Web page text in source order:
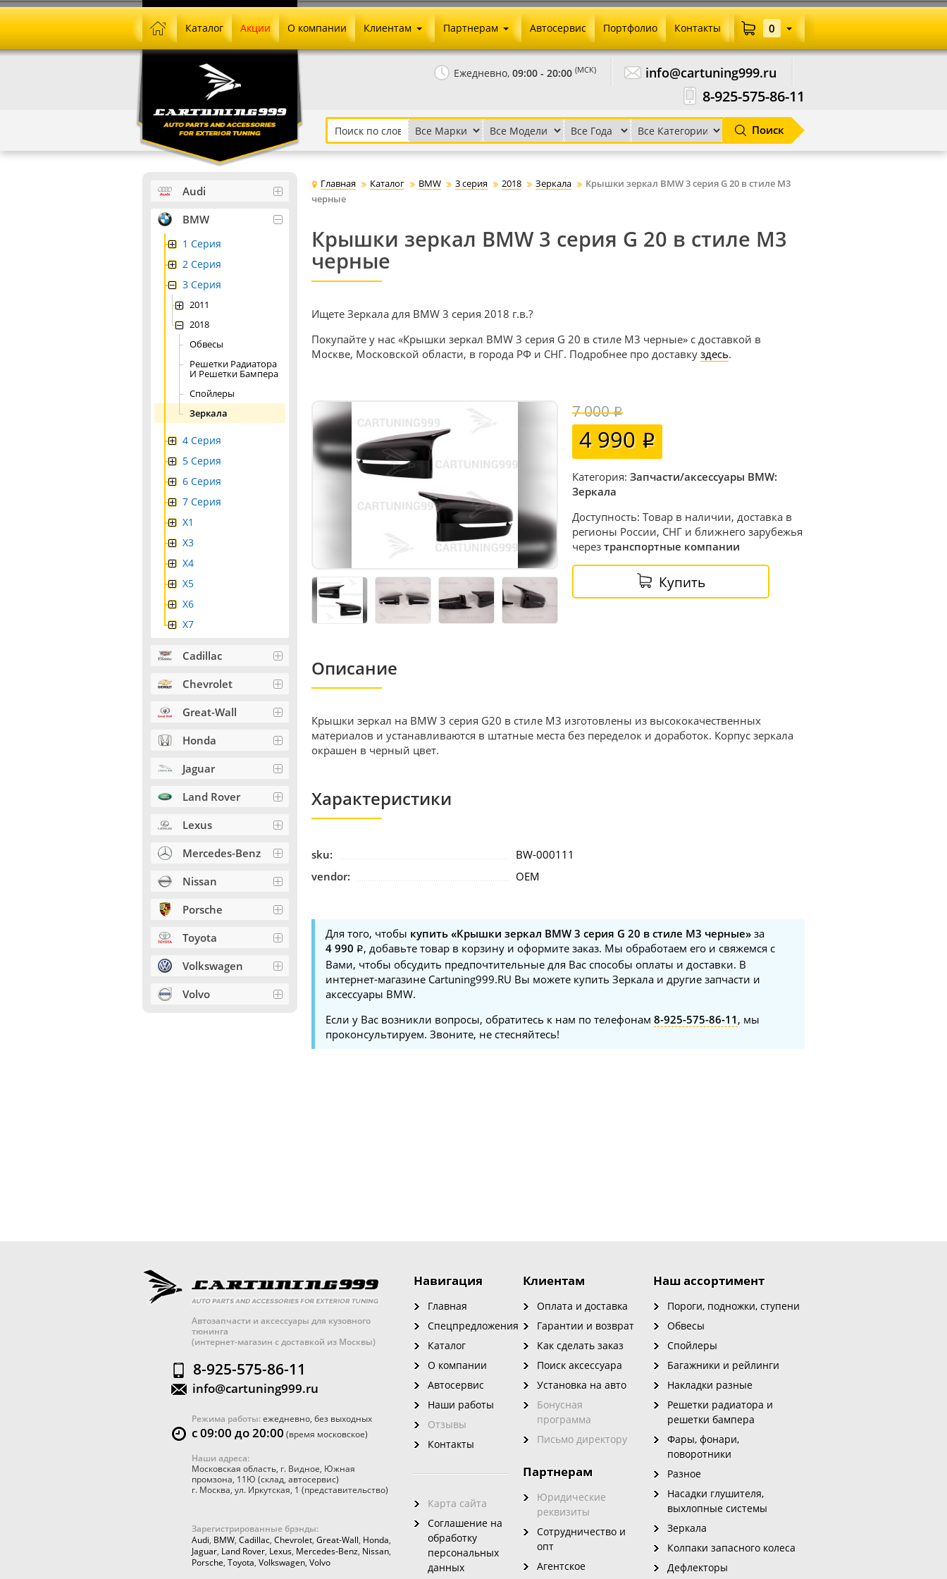
Ежедневно, 09:00 - 20:00 (МСК) info@cartuning999.ru
8-925-575-86-11
Поиск
Каталог Акции О компании Клиентам
Как сделать заказ
Установка на авто
Письмо директору
Партнерам
Агентское вознаграждение
Скачать прайс
Автосервис Портфолио Контакты 0
Главная Каталог BMW 3 серия 2018 Зеркала
Крышки зеркал BMW 3 серия G 20 в стиле M3
черные
Крышки зеркал BMW 3 серия G 20 в стиле M3
черные
Ищете Зеркала для BMW 3 серия 2018 г.в.?
Покупайте у нас «Крышки зеркал BMW 3 серия G 20 в стиле M3 черные» с доставкой в
Москве, Московской области, в города РФ и СНГ. Подробнее про доставку здесь.
7 000
4 990
Категория: Запчасти/аксессуары BMW:
Зеркала
Доступность: Товар в наличии, доставка в
регионы России, СНГ и ближнего зарубежья
через транспортные компании
Купить
Описание
Крышки зеркал на BMW 3 серия G20 в стиле M3 изготовлены из высококачественных
материалов и устанавливаются в штатные места без переделок и доработок. Корпус зеркала
окрашен в черный цвет.
Характеристики
sku:
BW-000111
vendor:
OEM
Для того, чтобы купить «Крышки зеркал BMW 3 серия G 20 в стиле M3 черные» за
4 990
, добавьте товар в корзину и оформите заказ. Мы обработаем его и свяжемся с
Вами, чтобы обсудить предпочтительные для Вас способы оплаты и доставки. В
интернет-магазине Cartuning999.RU Вы можете купить Зеркала и другие запчасти и
аксессуары BMW.
Если у Вас возникли вопросы, обратитесь к нам по телефонам 8-925-575-86-11 , мы
проконсультируем. Звоните, не стесняйтесь!
Audi
BMW
1 Серия
2 Серия
3 Серия
2011
2018
Обвесы
Решетки Радиатора
И Решетки Бампера
Спойлеры
Зеркала
4 Серия
5 Серия
6 Серия
7 Серия
X1
X3
X4
Х5
X6
X7
Cadillac
Chevrolet
Great-Wall
Honda
Jaguar
Land Rover
Lexus
Mercedes-Benz
Nissan
Porsche
Toyota
Volkswagen
Volvo
Автозапчасти и аксессуары для кузовного
тюнинга
(интернет-магазин с доставкой из Москвы)
8-925-575-86-11
info@cartuning999.ru
Режима работы:ежедневно, без выходных
с 09:00 до 20:00 (время московское)
Наши адреса:
Московская область, г. Видное, Южная
промзона, 11Ю (склад, автосервис)
г. Москва, ул. Иркутская, 1 (представительство)
Зарегистрированные брэнды:
Audi, BMW, Cadillac, Chevrolet, Great-Wall, Honda,
Jaguar, Land Rover, Lexus, Mercedes-Benz, Nissan,
Porsche, Toyota, Volkswagen, Volvo
Наш ассортимент
Пороги, подножки, ступени
Обвесы
Спойлеры
Багажники и рейлинги
Накладки разные
Решетки радиатора и
решетки бампера
Фары, фонари,
поворотники
Разное
Насадки глушителя,
выхлопные системы
Зеркала
Колпаки запасного колеса
Дефлекторы
Навигация
Главная
Спецпредложения
Каталог
О компании
Автосервис
Наши работы
Отзывы
Контакты
Карта сайта
Соглашение на
обработку
персональных
данных
Клиентам
Оплата и доставка
Гарантии и возврат
Как сделать заказ
Поиск аксессуара
Установка на авто
Бонусная
программа
Письмо директору
Партнерам
Юридические
реквизиты
Сотрудничество и
опт
Агентское